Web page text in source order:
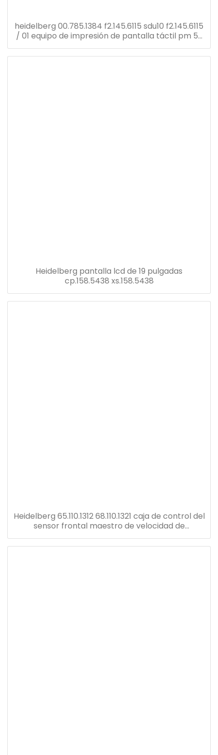
heidelberg 00.785.1384 f2.145.6115 sdu10 f2.145.6115
/ 01 equipo de impresión de pantalla táctil pm 52
repuestos para prensa offset
Heidelberg pantalla lcd de 19 pulgadas
cp.158.5438 xs.158.5438
Heidelberg 65.110.1312 68.110.1321 caja de control del
sensor frontal maestro de velocidad de
reemplazo u2 tablero eléctrico